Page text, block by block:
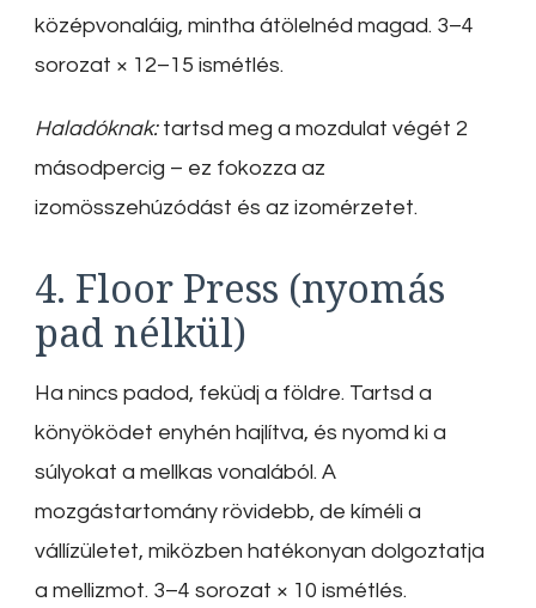
középvonaláig, mintha átölelnéd magad. 3–4
sorozat × 12–15 ismétlés.
Haladóknak:tartsd meg a mozdulat végét 2
másodpercig – ez fokozza az
izomösszehúzódást és az izomérzetet.
4. Floor Press (nyomás
pad nélkül)
Ha nincs padod, feküdj a földre. Tartsd a
könyöködet enyhén hajlítva, és nyomd ki a
súlyokat a mellkas vonalából. A
mozgástartomány rövidebb, de kíméli a
vállízületet, miközben hatékonyan dolgoztatja
a mellizmot. 3–4 sorozat × 10 ismétlés.